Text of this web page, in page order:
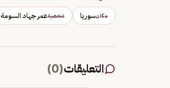
مكانسوريا شخصيةعمر جهاد السومة
التعليقات(
0
)